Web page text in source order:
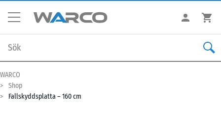
WARCO
Shop
Fallskyddsplatta – 160 cm